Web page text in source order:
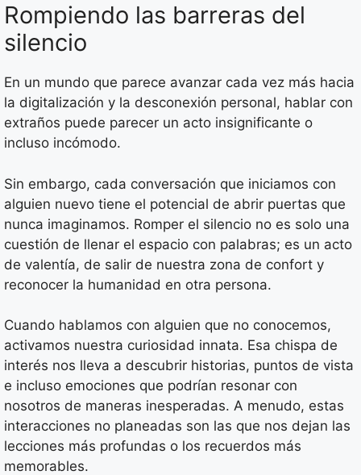
Rompiendo las barreras del
silencio
En un mundo que parece avanzar cada vez más hacia
la digitalización y la desconexión personal, hablar con
extraños puede parecer un acto insignificante o
incluso incómodo.
Sin embargo, cada conversación que iniciamos con
alguien nuevo tiene el potencial de abrir puertas que
nunca imaginamos. Romper el silencio no es solo una
cuestión de llenar el espacio con palabras; es un acto
de valentía, de salir de nuestra zona de confort y
reconocer la humanidad en otra persona.
Cuando hablamos con alguien que no conocemos,
activamos nuestra curiosidad innata. Esa chispa de
interés nos lleva a descubrir historias, puntos de vista
e incluso emociones que podrían resonar con
nosotros de maneras inesperadas. A menudo, estas
interacciones no planeadas son las que nos dejan las
lecciones más profundas o los recuerdos más
memorables.